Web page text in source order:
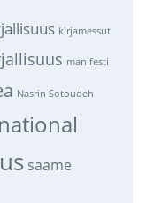
kirjamessut
manifesti
Nasrin Sotoudeh
saame